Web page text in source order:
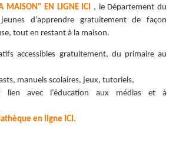
MAISON" EN LIGNE ICI , le Département du
d’apprendre gratuitement de façon
tout en restant à la maison.
accessibles gratuitement, du primaire au
manuels scolaires, jeux, tutoriels,
lien avec l’éducation aux médias et à
en ligne ICI.